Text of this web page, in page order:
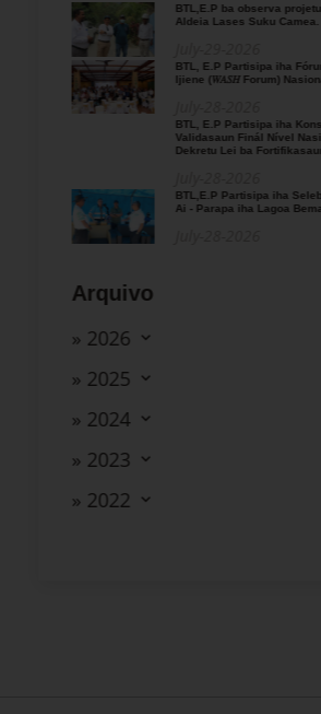
BTL,E.P ba observa
Aldeia Lases Suku Camea.
BTL, E.P Partisipa iha
Ijiene (𝑊𝐴𝑆𝐻 Forum)
BTL, E.P Partisipa iha
Validasaun Finál Nível
Dekretu Lei ba
BTL,E.P Partisipa iha
Ai - Parapa iha Lagoa
Arquivo
» 2026
» 2025
» 2024
» 2023
» 2022